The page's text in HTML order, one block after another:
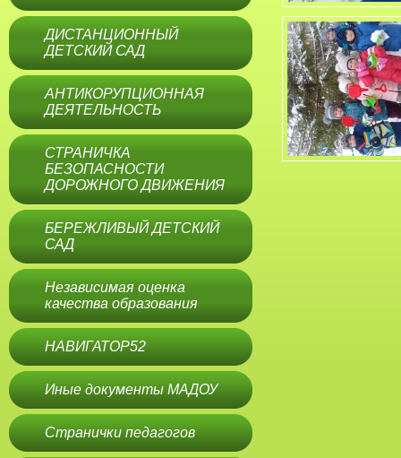
ДИСТАНЦИОННЫЙ
ДЕТСКИЙ САД
АНТИКОРУПЦИОННАЯ
ДЕЯТЕЛЬНОСТЬ
СТРАНИЧКА
БЕЗОПАСНОСТИ
ДОРОЖНОГО ДВИЖЕНИЯ
БЕРЕЖЛИВЫЙ ДЕТСКИЙ
САД
Независимая оценка
качества образования
НАВИГАТОР52
Иные документы МАДОУ
Странички педагогов